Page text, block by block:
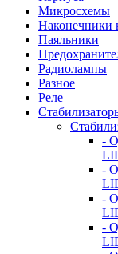
Микросхемы
Наконечники
Паяльники
Радиолампы
Разное
Реле
-
-
-
-